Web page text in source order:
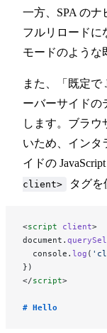
Markdown
フロントマ
カスタマイズ
一方、SPA の
フルリロードに
モードのような
また、「既定で
ーバーサイドの
します。ブラ
いため、インタ
イドの
client>
タグを
<script client>
document.
  console.
log (
})
</script>
# Hello